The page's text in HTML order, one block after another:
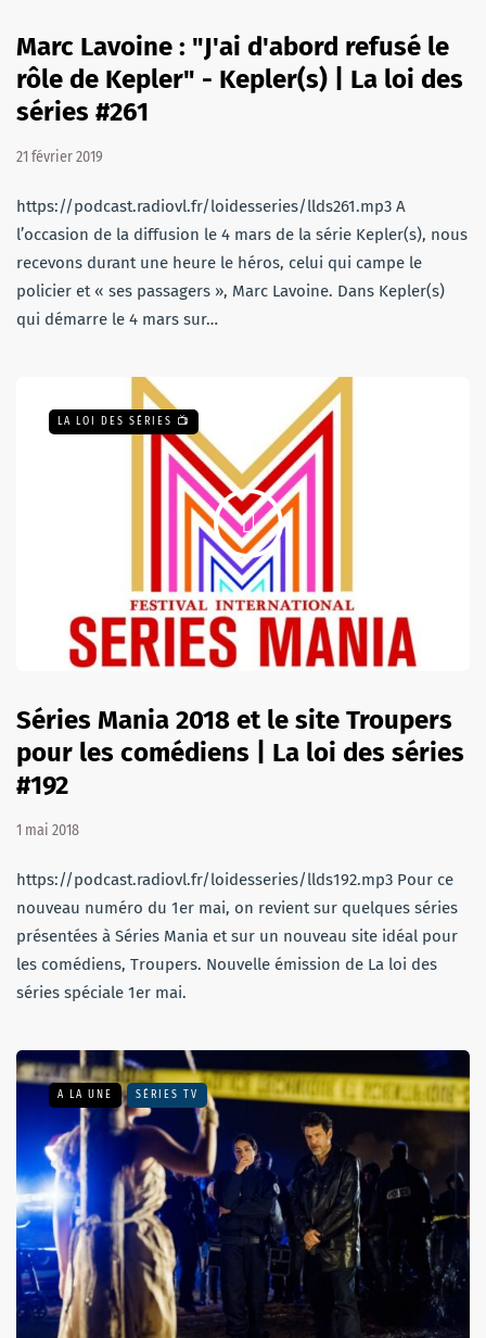
Marc Lavoine : "J'ai d'abord refusé le
rôle de Kepler" - Kepler(s) | La loi des
séries #261
21 février 2019
https://podcast.radiovl.fr/loidesseries/llds261.mp3 A
l’occasion de la diffusion le 4 mars de la série Kepler(s), nous
recevons durant une heure le héros, celui qui campe le
policier et « ses passagers », Marc Lavoine. Dans Kepler(s)
qui démarre le 4 mars sur…
LA LOI DES SÉRIES 📺
Séries Mania 2018 et le site Troupers
pour les comédiens | La loi des séries
#192
1 mai 2018
https://podcast.radiovl.fr/loidesseries/llds192.mp3 Pour ce
nouveau numéro du 1er mai, on revient sur quelques séries
présentées à Séries Mania et sur un nouveau site idéal pour
les comédiens, Troupers. Nouvelle émission de La loi des
séries spéciale 1er mai.
A LA UNE SÉRIES TV